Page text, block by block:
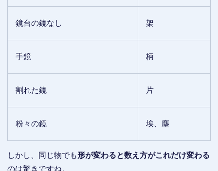
鏡台の鏡なし 架
手鏡 柄
割れた鏡 片
粉々の鏡 埃、塵
しかし、同じ物でも形が変わると数え方がこれだけ変わる
のは驚きですね。